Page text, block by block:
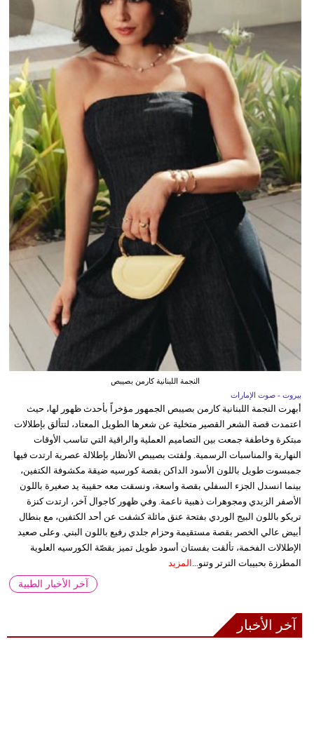
النجمة اللبنانية كارمن بصيبص
بيروت - صوت الإمارات
أبهرت النجمة اللبنانية كارمن بصيبص الجمهور مؤخراً بأحدث ظهور لها، حيث
اعتمدت قصة الشعر القصير متخلية عن شعرها الطويل المعتاد، لتتألق بإطلالات
مبتكرة وخاطفة جمعت بين التصاميم العملية والراقية التي تناسب الأوقات
النهارية والمناسبات الرسمية. ولفتت بصيبص الأنظار بإطلالة عصرية ارتدت فيها
جمبسوت طويل باللون الأسود الداكن بقصة كورسيه ضيقة مكشوفة الكتفين،
بينما انسدل الجزء السفلي بقصة واسعة، ونسقت معه حقيبة يد صغيرة باللون
الأصفر الزبدي ومجوهرات ذهبية ناعمة. وفي ظهور كاجوال آخر، ارتدت كنزة
تريكو باللون البيج الوردي بفتحة عنق مائلة كشفت عن أحد الكتفين، مع بنطال
أبيض عالي الخصر بقصة مستقيمة وحزام جلدي رفيع باللون البني. وعلى صعيد
الإطلالات الفخمة، تألقت بفستان أسود طويل تميز بقصّة الكورسيه العلوية
المطرزة بحبيبات الترتر وتنو... المزيد
آخر الأخبار الطبية
آخر الأخبار